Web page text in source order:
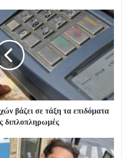
βάζει σε τάξη τα επιδόματα
διπλοπληρωμές